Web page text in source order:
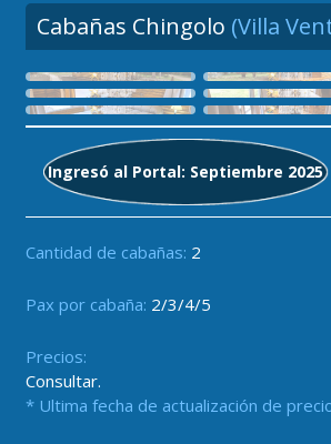
Cabañas Chingolo (Villa
Ingresó al Portal: Septiembre 2025
Cantidad de cabañas: 2
Pax por cabaña: 2/3/4/5
Precios:
Consultar.
* Ultima fecha de actualización de